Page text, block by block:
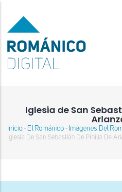
contenido
principal
Iglesia de San
Sobrescribir
ayuda
Inicio - El Románico - Imágenes Del
Iglesia De San Sebastián De Pinilla De